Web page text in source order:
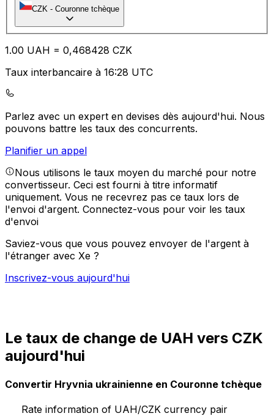
CZK - Couronne tchèque
1.00 UAH = 0,468428 CZK
Taux interbancaire à 16:28 UTC
Parlez avec un expert en devises dès aujourd'hui. Nous
pouvons battre les taux des concurrents.
Planifier un appel
Nous utilisons le taux moyen du marché pour notre
convertisseur. Ceci est fourni à titre informatif
uniquement. Vous ne recevrez pas ce taux lors de
l'envoi d'argent. Connectez-vous pour voir les taux
d'envoi
Saviez-vous que vous pouvez envoyer de l'argent à
l'étranger avec Xe ?
Inscrivez-vous aujourd'hui
Le taux de change de UAH vers CZK
aujourd'hui
Convertir Hryvnia ukrainienne en Couronne tchèque
Rate information of UAH/CZK currency pair